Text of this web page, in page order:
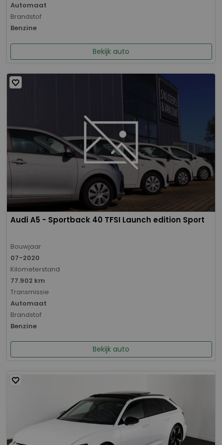
Automaat
Brandstof
Benzine
Bekijk auto
Audi A5 - Sportback 40 TFSI Launch edition Sport
Bouwjaar
07-2020
Kilometerstand
77.902 km
Transmissie
Automaat
Brandstof
Benzine
Bekijk auto